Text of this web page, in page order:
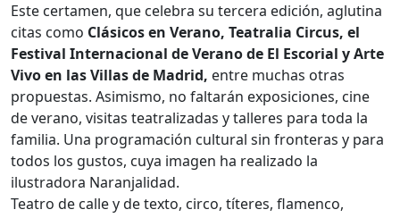
Este certamen, que celebra su tercera edición, aglutina
citas como Clásicos en Verano, Teatralia Circus, el
Festival Internacional de Verano de El Escorial y Arte
Vivo en las Villas de Madrid, entre muchas otras
propuestas. Asimismo, no faltarán exposiciones, cine
de verano, visitas teatralizadas y talleres para toda la
familia. Una programación cultural sin fronteras y para
todos los gustos, cuya imagen ha realizado la
ilustradora Naranjalidad.
Teatro de calle y de texto, circo, títeres, flamenco,